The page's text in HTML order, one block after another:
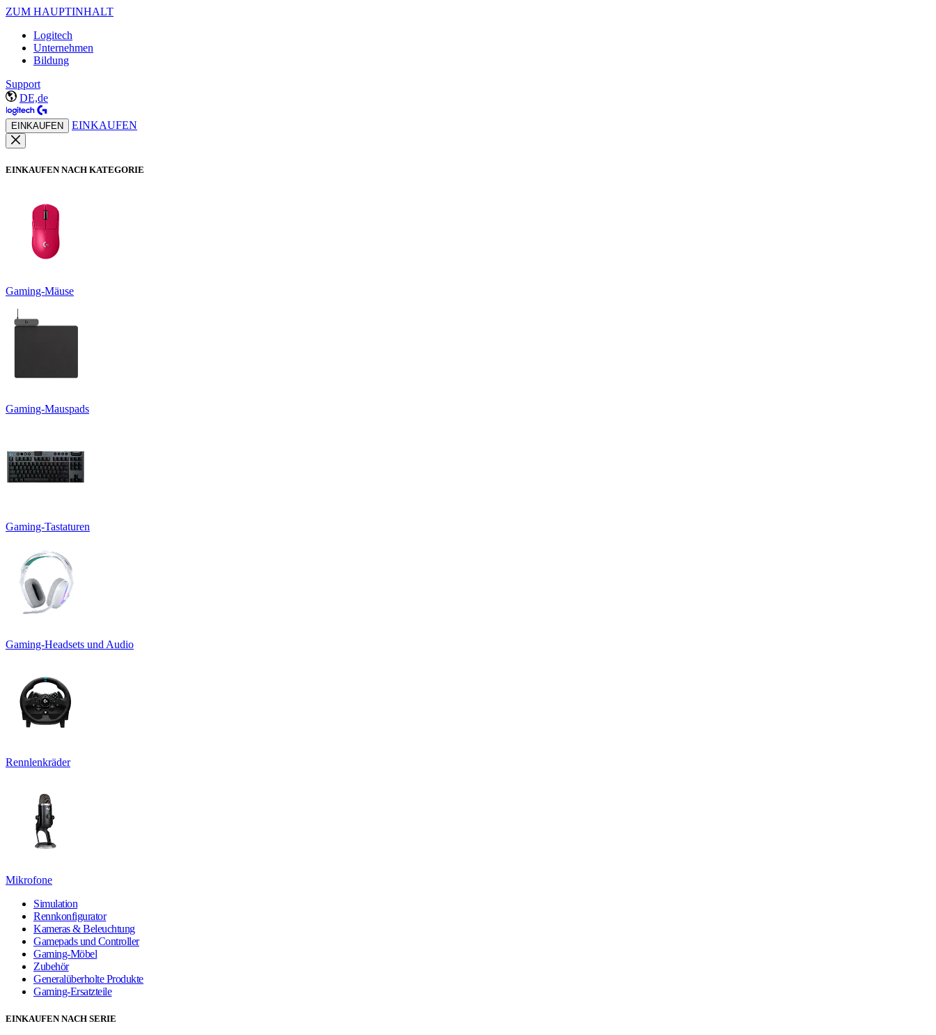
ZUM HAUPTINHALT
Logitech
Unternehmen
Bildung
Support
DE,de
EINKAUFEN EINKAUFEN
EINKAUFEN NACH KATEGORIE
Gaming-Mäuse
Gaming-Mauspads
Gaming-Tastaturen
Gaming-Headsets und Audio
Rennlenkräder
Mikrofone
Simulation
Rennkonfigurator
Kameras & Beleuchtung
Gamepads und Controller
Gaming-Möbel
Zubehör
Generalüberholte Produkte
Gaming-Ersatzteile
EINKAUFEN NACH SERIE